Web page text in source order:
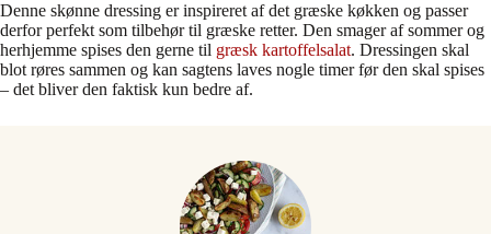
Denne skønne dressing er inspireret af det græske køkken og passer
derfor perfekt som tilbehør til græske retter. Den smager af sommer og
herhjemme spises den gerne til græsk kartoffelsalat. Dressingen skal
blot røres sammen og kan sagtens laves nogle timer før den skal spises
– det bliver den faktisk kun bedre af.